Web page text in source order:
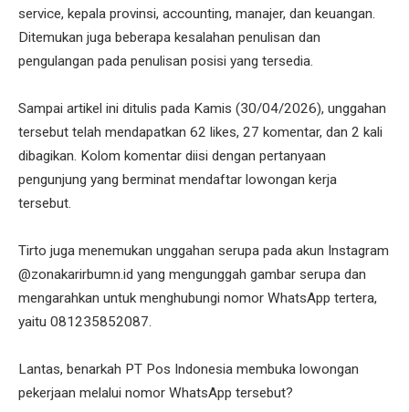
service, kepala provinsi, accounting, manajer, dan keuangan.
Ditemukan juga beberapa kesalahan penulisan dan
pengulangan pada penulisan posisi yang tersedia.
Sampai artikel ini ditulis pada Kamis (30/04/2026), unggahan
tersebut telah mendapatkan 62 likes, 27 komentar, dan 2 kali
dibagikan. Kolom komentar diisi dengan pertanyaan
pengunjung yang berminat mendaftar lowongan kerja
tersebut.
Tirto juga menemukan unggahan serupa pada akun Instagram
@zonakarirbumn.id yang mengunggah gambar serupa dan
mengarahkan untuk menghubungi nomor WhatsApp tertera,
yaitu 081235852087.
Lantas, benarkah PT Pos Indonesia membuka lowongan
pekerjaan melalui nomor WhatsApp tersebut?